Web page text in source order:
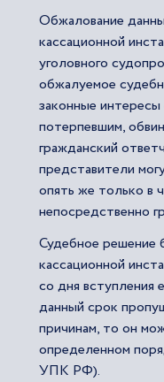
Обжалование
кассационной
уголовного
обжалуемое
законные
потерпевшим,
гражданский
представители
опять же только в
непосредственно
Судебное решение
кассационной
со дня вступления
данный срок
причинам, то он
определенном
УПК РФ).